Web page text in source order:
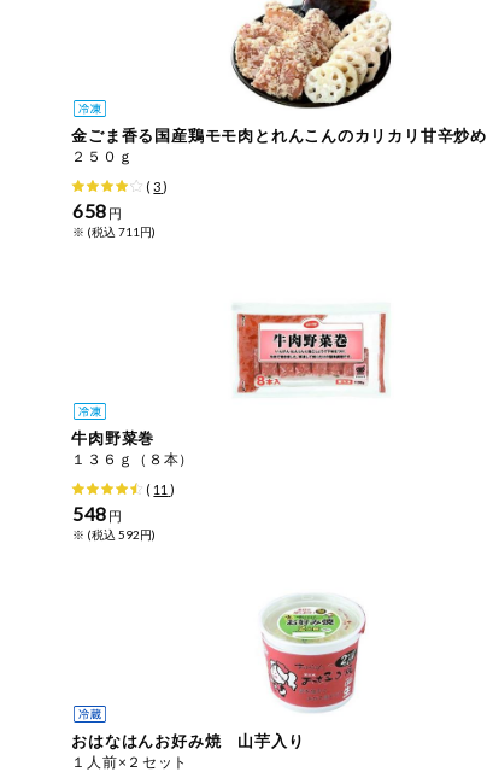
パルコープ・よどがわ生協の情報サイト
商品のリクエスト
アプリのダウンロード
テキスト注文サイトを表示
コスメ＆ボデ
ィケア
ベビー
ペット
先着限定企画
スマート・ワ
今週の新登場
金ごま香る国産鶏モモ肉とれんこんのカリカリ甘辛炒め
２５０ｇ
(3)
658 円
※ (税込 711円)
牛肉野菜巻
１３６ｇ（８本）
( 11 )
548 円
※ (税込 592円)
おはなはんお好み焼 山芋入り
１人前×２セット